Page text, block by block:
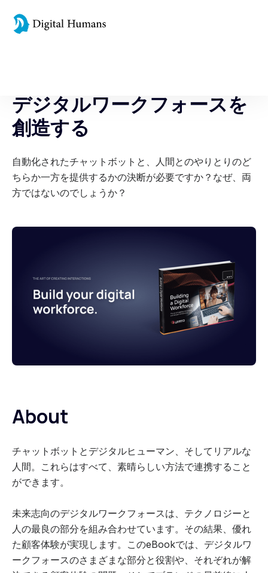
デジタルワークフォースを
創造する
自動化されたチャットボットと、人間とのやりとりのど
ちらか一方を提供するかの決断が必要ですか？なぜ、両
方ではないのでしょうか？
About
チャットボットとデジタルヒューマン、そしてリアルな
人間。これらはすべて、素晴らしい方法で連携すること
ができます。
未来志向のデジタルワークフォースは、テクノロジーと
人の最良の部分を組み合わせています。その結果、優れ
た顧客体験が実現します。このeBookでは、デジタルワ
ークフォースのさまざまな部分と役割や、それぞれが解